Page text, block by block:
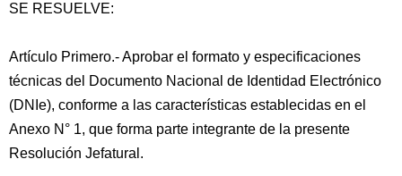
SE RESUELVE:
Artículo Primero.- Aprobar el formato y especificaciones
técnicas del Documento Nacional de Identidad Electrónico
(DNIe), conforme a las características establecidas en el
Anexo N° 1, que forma parte integrante de la presente
Resolución Jefatural.